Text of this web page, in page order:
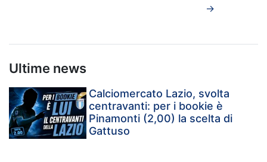
→
Ultime news
Calciomercato Lazio, svolta
centravanti: per i bookie è
Pinamonti (2,00) la scelta di
Gattuso